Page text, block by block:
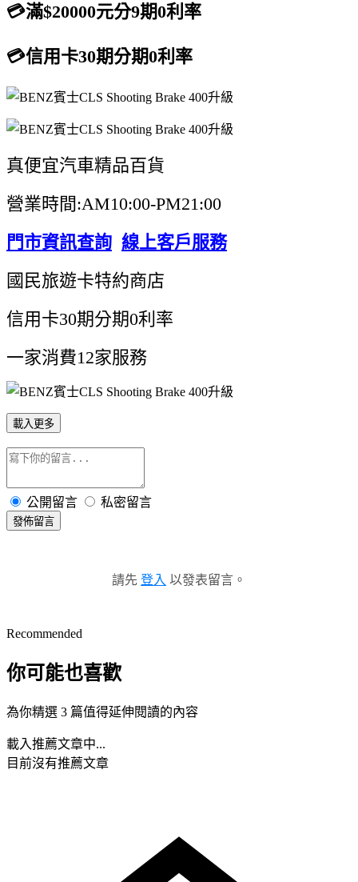
💳滿$20000元分9期0利率
💳信用卡30期分期0利率
真便宜汽車精品百貨
營業時間:AM10:00-PM21:00
門市資訊查詢 線上客戶服務
國民旅遊卡特約商店
信用卡30期分期0利率
一家消費12家服務
載入更多
公開留言 私密留言
發佈留言
請先 登入 以發表留言。
Recommended
你可能也喜歡
為你精選 3 篇值得延伸閱讀的內容
載入推薦文章中...
目前沒有推薦文章